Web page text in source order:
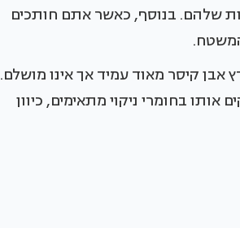
שלהם. בנוסף, כאשר אתם חותכים
אבן קיסר מאוד עמיד אך אינו מושלם.
בחומרי ניקוי מתאימים, כיוון